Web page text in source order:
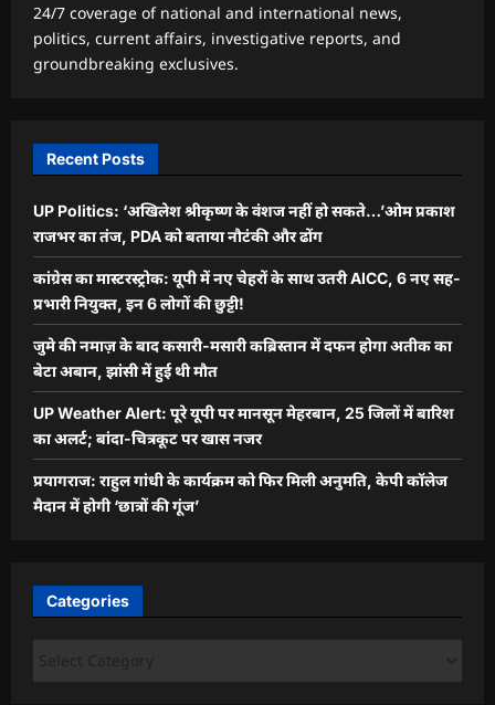
24/7 coverage of national and international news,
politics, current affairs, investigative reports, and
groundbreaking exclusives.
Recent Posts
UP Politics: ‘अखिलेश श्रीकृष्ण के वंशज नहीं हो सकते…’ओम प्रकाश
राजभर का तंज, PDA को बताया नौटंकी और ढोंग
कांग्रेस का मास्टरस्ट्रोक: यूपी में नए चेहरों के साथ उतरी AICC, 6 नए सह-
प्रभारी नियुक्त, इन 6 लोगों की छुट्टी!
जुमे की नमाज़ के बाद कसारी-मसारी कब्रिस्तान में दफन होगा अतीक का
बेटा अबान, झांसी में हुई थी मौत
UP Weather Alert: पूरे यूपी पर मानसून मेहरबान, 25 जिलों में बारिश
का अलर्ट; बांदा-चित्रकूट पर खास नजर
प्रयागराज: राहुल गांधी के कार्यक्रम को फिर मिली अनुमति, केपी कॉलेज
मैदान में होगी ‘छात्रों की गूंज’
Categories